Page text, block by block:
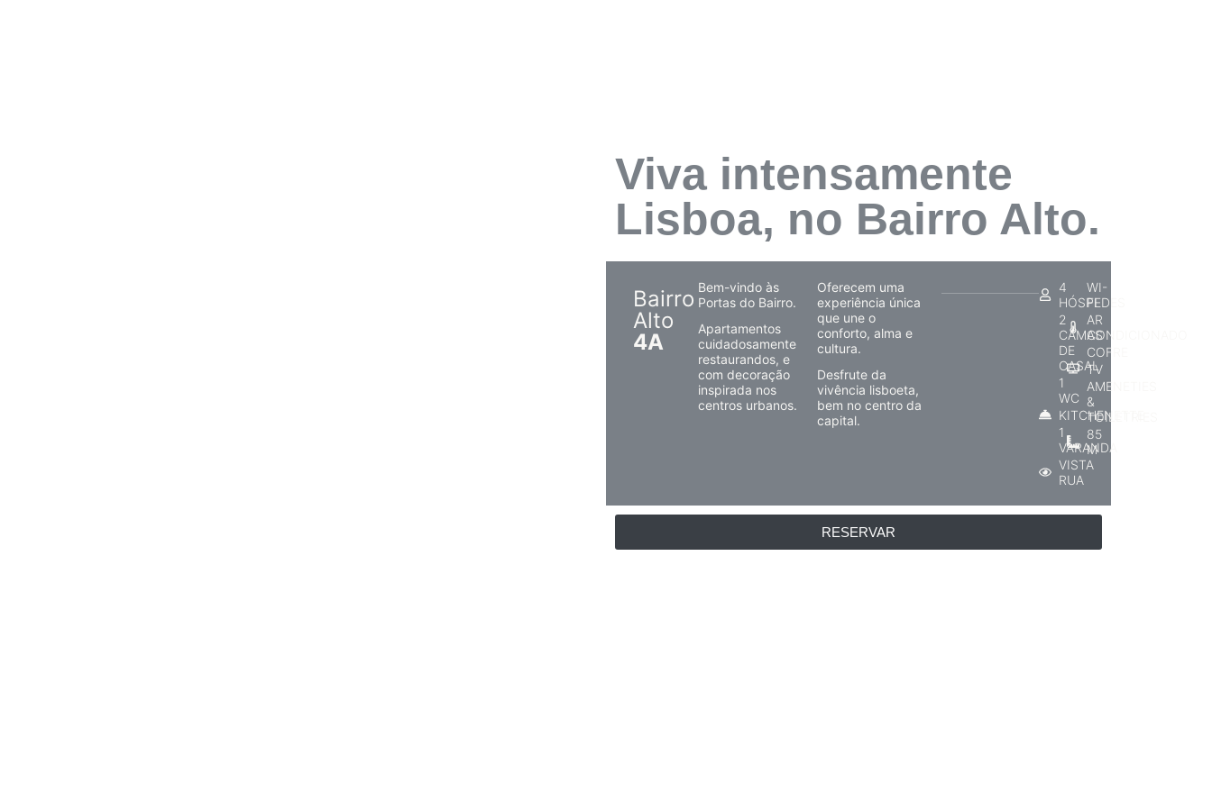
Viva intensamente
Lisboa, no Bairro Alto.
Bairro
Alto
4A
Bem-vindo às
Portas do Bairro.
Apartamentos
cuidadosamente
restaurandos, e
com decoração
inspirada nos
centros urbanos.
Oferecem uma
experiência única
que une o
conforto, alma e
cultura.
Desfrute da
vivência lisboeta,
bem no centro da
capital.
4
HÓSPEDES
2
CAMAS
DE
CASAL
1
WC
KITCHENETTE
1
VARANDA
VISTA
RUA
WI-
FI
AR
CONDICIONADO
COFRE
TV
AMENETIES
&
TOILETRIES
85
M
RESERVAR